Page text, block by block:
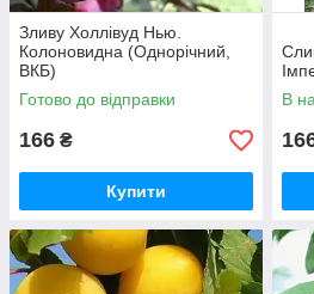
Зливу Холлівуд Нью.
Колоновидна (Однорічний,
ВКБ)
Готово до відправки
166 ₴
Купити
В